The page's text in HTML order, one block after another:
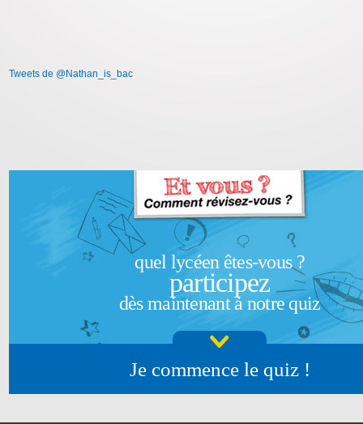
Tweets de @Nathan_is_bac
quel lycéen êtes-vous ?
participez
dès maintenant à notre quiz
Je commence le quiz !